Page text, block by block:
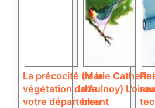
La précocité de la
végétation dans
votre département
(Marie
d’Aulnoy)
bleu